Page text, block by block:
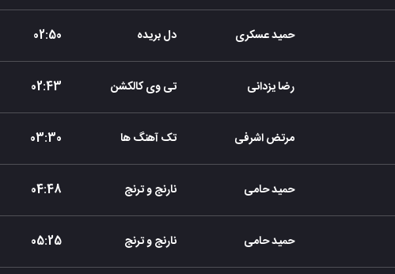
حمید عسکری دل بریده 02:50
رضا یزدانی تی وی کالکشن 02:43
مرتض اشرفی تک آهنگ ها 03:30
حمید حامی نارنج و ترنج 04:48
حمید حامی نارنج و ترنج 05:25